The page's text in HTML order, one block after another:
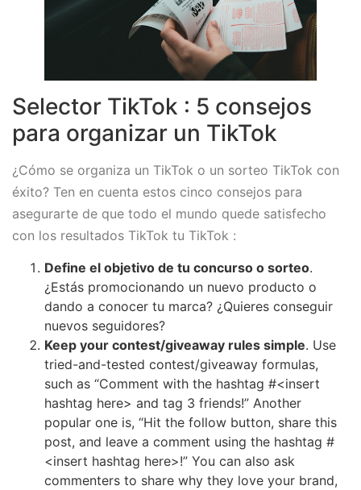
Selector TikTok : 5 consejos
para organizar un TikTok
¿Cómo se organiza un TikTok o un sorteo TikTok con
éxito? Ten en cuenta estos cinco consejos para
asegurarte de que todo el mundo quede satisfecho
con los resultados TikTok tu TikTok :
Define el objetivo de tu concurso o sorteo.
¿Estás promocionando un nuevo producto o
dando a conocer tu marca? ¿Quieres conseguir
nuevos seguidores?
Keep your contest/giveaway rules simple. Use
tried-and-tested contest/giveaway formulas,
such as “Comment with the hashtag #<insert
hashtag here> and tag 3 friends!” Another
popular one is, “Hit the follow button, share this
post, and leave a comment using the hashtag #
<insert hashtag here>!” You can also ask
commenters to share why they love your brand,